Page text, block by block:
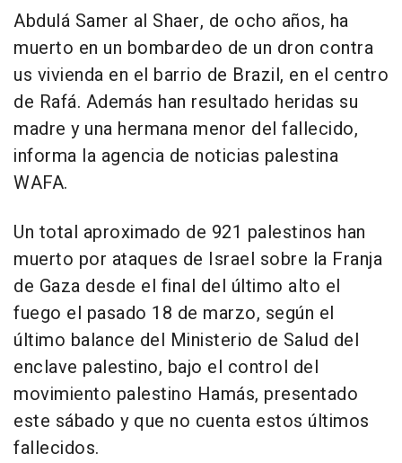
Abdulá Samer al Shaer, de ocho años, ha
muerto en un bombardeo de un dron contra
us vivienda en el barrio de Brazil, en el centro
de Rafá. Además han resultado heridas su
madre y una hermana menor del fallecido,
informa la agencia de noticias palestina
WAFA.
Un total aproximado de 921 palestinos han
muerto por ataques de Israel sobre la Franja
de Gaza desde el final del último alto el
fuego el pasado 18 de marzo, según el
último balance del Ministerio de Salud del
enclave palestino, bajo el control del
movimiento palestino Hamás, presentado
este sábado y que no cuenta estos últimos
fallecidos.